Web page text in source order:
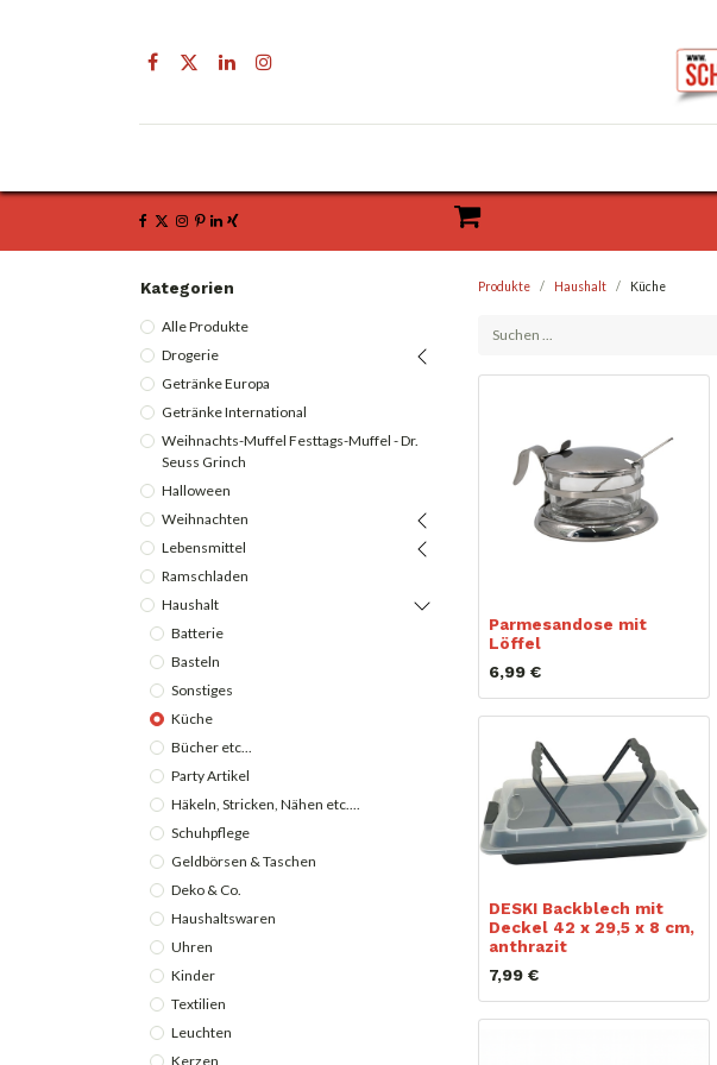
Kategorien
Alle Produkte
Drogerie
Getränke Europa
Getränke International
Weihnachts-Muffel Festtags-Muffel - Dr.
Seuss Grinch
Halloween
Weihnachten
Lebensmittel
Ramschladen
Haushalt
Batterie
Basteln
Sonstiges
Küche
Bücher etc...
Party Artikel
Häkeln, Stricken, Nähen etc....
Schuhpflege
Geldbörsen & Taschen
Deko & Co.
Haushaltswaren
Uhren
Kinder
Textilien
Leuchten
Kerzen
Produkte Haushalt Küche
Parmesandose mit
Löffel
6,99 €
DESKI Backblech mit
Deckel 42 x 29,5 x 8 cm,
anthrazit
7,99 €